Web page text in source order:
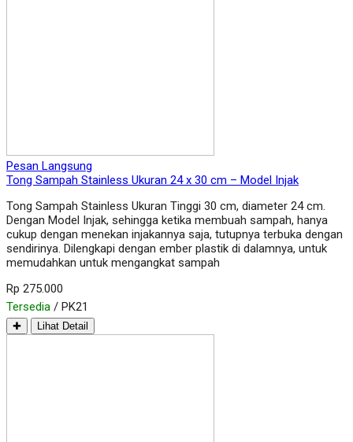
Pesan Langsung
Tong Sampah Stainless Ukuran 24 x 30 cm – Model Injak
Tong Sampah Stainless Ukuran Tinggi 30 cm, diameter 24 cm.
Dengan Model Injak, sehingga ketika membuah sampah, hanya
cukup dengan menekan injakannya saja, tutupnya terbuka dengan
sendirinya. Dilengkapi dengan ember plastik di dalamnya, untuk
memudahkan untuk mengangkat sampah
Rp 275.000
Tersedia / PK21
✚ Lihat Detail